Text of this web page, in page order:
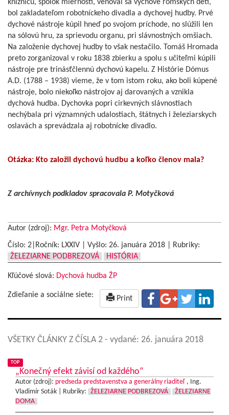
knižnicu, spolok miernosti, venoval sa výchove rómskych detí,
bol zakladateľom robotníckeho divadla a dychovej hudby. Prvé
dychové nástroje kúpil hneď po svojom príchode, no slúžili len
na sólovú hru, za sprievodu organu, pri slávnostných omšiach.
Na založenie dychovej hudby to však nestačilo. Tomáš Hromada
preto zorganizoval v roku 1838 zbierku a spolu s učiteľmi kúpili
nástroje pre trinásťčlennú dychovú kapelu. Z Histórie Dómus
A.D. (1788 – 1938) vieme, že v tom istom roku, ako boli kúpené
nástroje, bolo niekoľko nástrojov aj darovaných a vznikla
dychová hudba. Dychovka popri cirkevných slávnostiach
nechýbala pri významných udalostiach, štátnych i železiarskych
oslavách a sprevádzala aj robotnícke divadlo.
Otázka: Kto založil dychovú hudbu a koľko členov mala?
Z archívnych podkladov spracovala P. Motyčková
Autor (zdroj): Mgr. Petra Motyčková
Číslo: 2|Ročník: LXXIV | Vyšlo: 26. januára 2018
Rubriky:
ŽELEZIARNE PODBREZOVÁ
HISTÓRIA
Kľúčové slová: Dychová hudba ŽP
Zdieľanie a sociálne siete: Print
VŠETKY ČLÁNKY Z ČÍSLA 2 - vydané: 26. januára 2018
TOP
„Konečný efekt závisí od každého“
Autor (zdroj): predseda predstavenstva a generálny riaditeľ
, Ing.
Vladimír Soták |
Rubriky: ŽELEZIARNE PODBREZOVÁ
ŽELEZIARNE
DOMA